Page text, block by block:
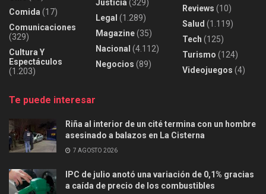
Comida (17)
Comunicaciones
(329)
Cultura Y
Espectáculos
(1.203)
Justicia (329)
Legal (1.289)
Magazine(35)
Nacional (4.112)
Negocios (89)
Reviews (10)
Salud (1.119)
Tech (125)
Turismo (124)
Videojuegos (4)
Te puede interesar
Riña al interior de un cité termina con un hombre
asesinado a balazos en La Cisterna
7 AGOSTO 2026
IPC de julio anotó una variación de 0,1% gracias
a caída de precio de los combustibles